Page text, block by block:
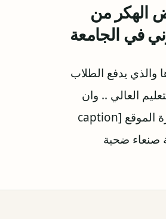
الهكر من
في الجامعة
والذي يدفع الطلاب
العالي .. وان
سبب التهكير يأتي هذا من ضعف الإحكام الأمني لدى مؤظفين الجامعة في أدارة الموقع [caption
صنعاء ضحية